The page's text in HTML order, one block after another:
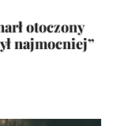
otoczony
najmocniej”